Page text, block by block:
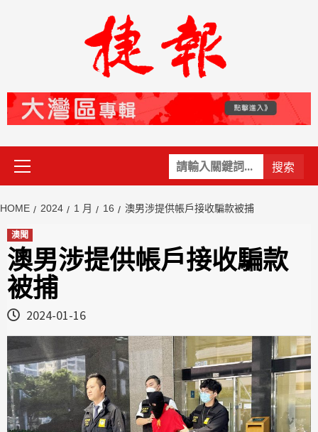
關
鍵
Primary
Menu
HOME 2024 1 月 16 澳男涉提供帳戶接收騙款被捕
澳聞
澳男涉提供帳戶接收騙款
被捕
2024-01-16